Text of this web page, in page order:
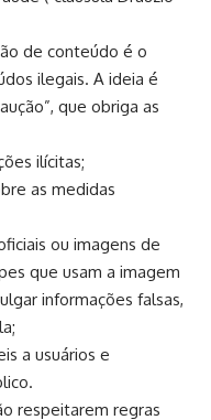
de conteúdo é o
ilegais. A ideia é
que obriga as
ilícitas;
as medidas
ou imagens de
que usam a imagem
informações falsas,
a usuários e
respeitarem regras